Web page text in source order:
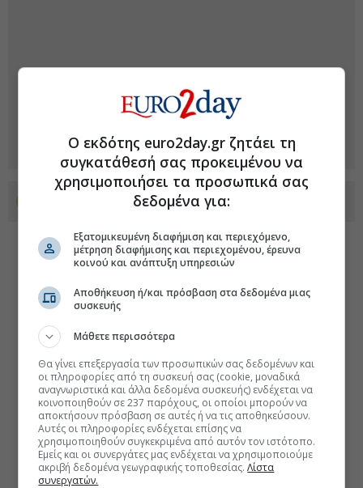
Προσθέστε το euro2day.gr στο Discover
Ο εκδότης euro2day.gr ζητάει τη
συγκατάθεσή σας προκειμένου να
χρησιμοποιήσει τα προσωπικά σας
δεδομένα για:
Εξατομικευμένη διαφήμιση και περιεχόμενο,
μέτρηση διαφήμισης και περιεχομένου, έρευνα
κοινού και ανάπτυξη υπηρεσιών
Αποθήκευση ή/και πρόσβαση στα δεδομένα μιας
συσκευής
Μάθετε περισσότερα
Θα γίνει επεξεργασία των προσωπικών σας δεδομένων και
οι πληροφορίες από τη συσκευή σας (cookie, μοναδικά
αναγνωριστικά και άλλα δεδομένα συσκευής) ενδέχεται να
κοινοποιηθούν σε 237 παρόχους, οι οποίοι μπορούν να
αποκτήσουν πρόσβαση σε αυτές ή να τις αποθηκεύσουν.
Αυτές οι πληροφορίες ενδέχεται επίσης να
χρησιμοποιηθούν συγκεκριμένα από αυτόν τον ιστότοπο.
Εμείς και οι συνεργάτες μας ενδέχεται να χρησιμοποιούμε
ακριβή δεδομένα γεωγραφικής τοποθεσίας.Λίστα
συνεργατών.